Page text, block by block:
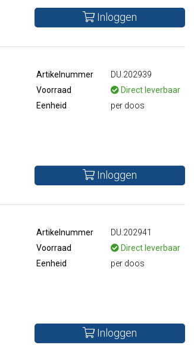
Inloggen
Artikelnummer
DU.202939
Voorraad
Direct leverbaar
Eenheid
per doos
Inloggen
Artikelnummer
DU.202941
Voorraad
Direct leverbaar
Eenheid
per doos
Inloggen